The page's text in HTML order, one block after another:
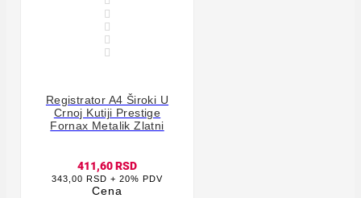




Registrator A4 Široki U
Crnoj Kutiji Prestige
Fornax Metalik Zlatni
411,60 RSD
343,00 RSD + 20% PDV
Cena